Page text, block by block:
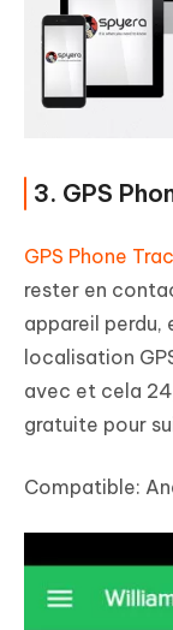
3. GPS
GPS Phone
rester en
appareil perdu,
localisation
avec et cela
gratuite pour
Compatible: